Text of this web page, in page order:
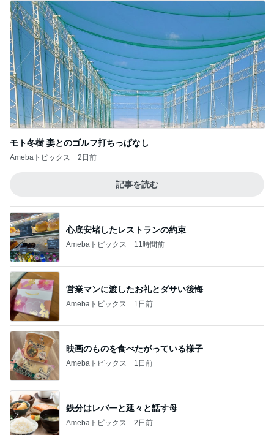
モト冬樹 妻とのゴルフ打ちっぱなし
Amebaトピックス 2日前
記事を読む
心底安堵したレストランの約束
Amebaトピックス 11時間前
営業マンに渡したお礼とダサい後悔
Amebaトピックス 1日前
映画のものを食べたがっている様子
Amebaトピックス 1日前
鉄分はレバーと延々と話す母
Amebaトピックス 2日前